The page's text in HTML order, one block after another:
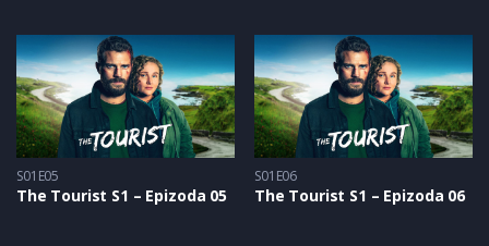
S01E05
The Tourist S1 – Epizoda 05
S01E06
The Tourist S1 – Epizoda 06